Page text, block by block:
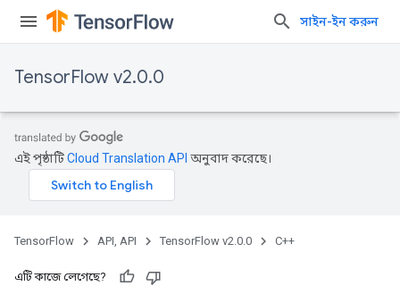
সাইন-ইন করুন
TensorFlow v2.0.0
এই পৃষ্ঠাটিCloud Translation API অনুবাদ করেছে।
TensorFlow API, API TensorFlow v2.0.0 C++
এটি কাজে লেগেছে?